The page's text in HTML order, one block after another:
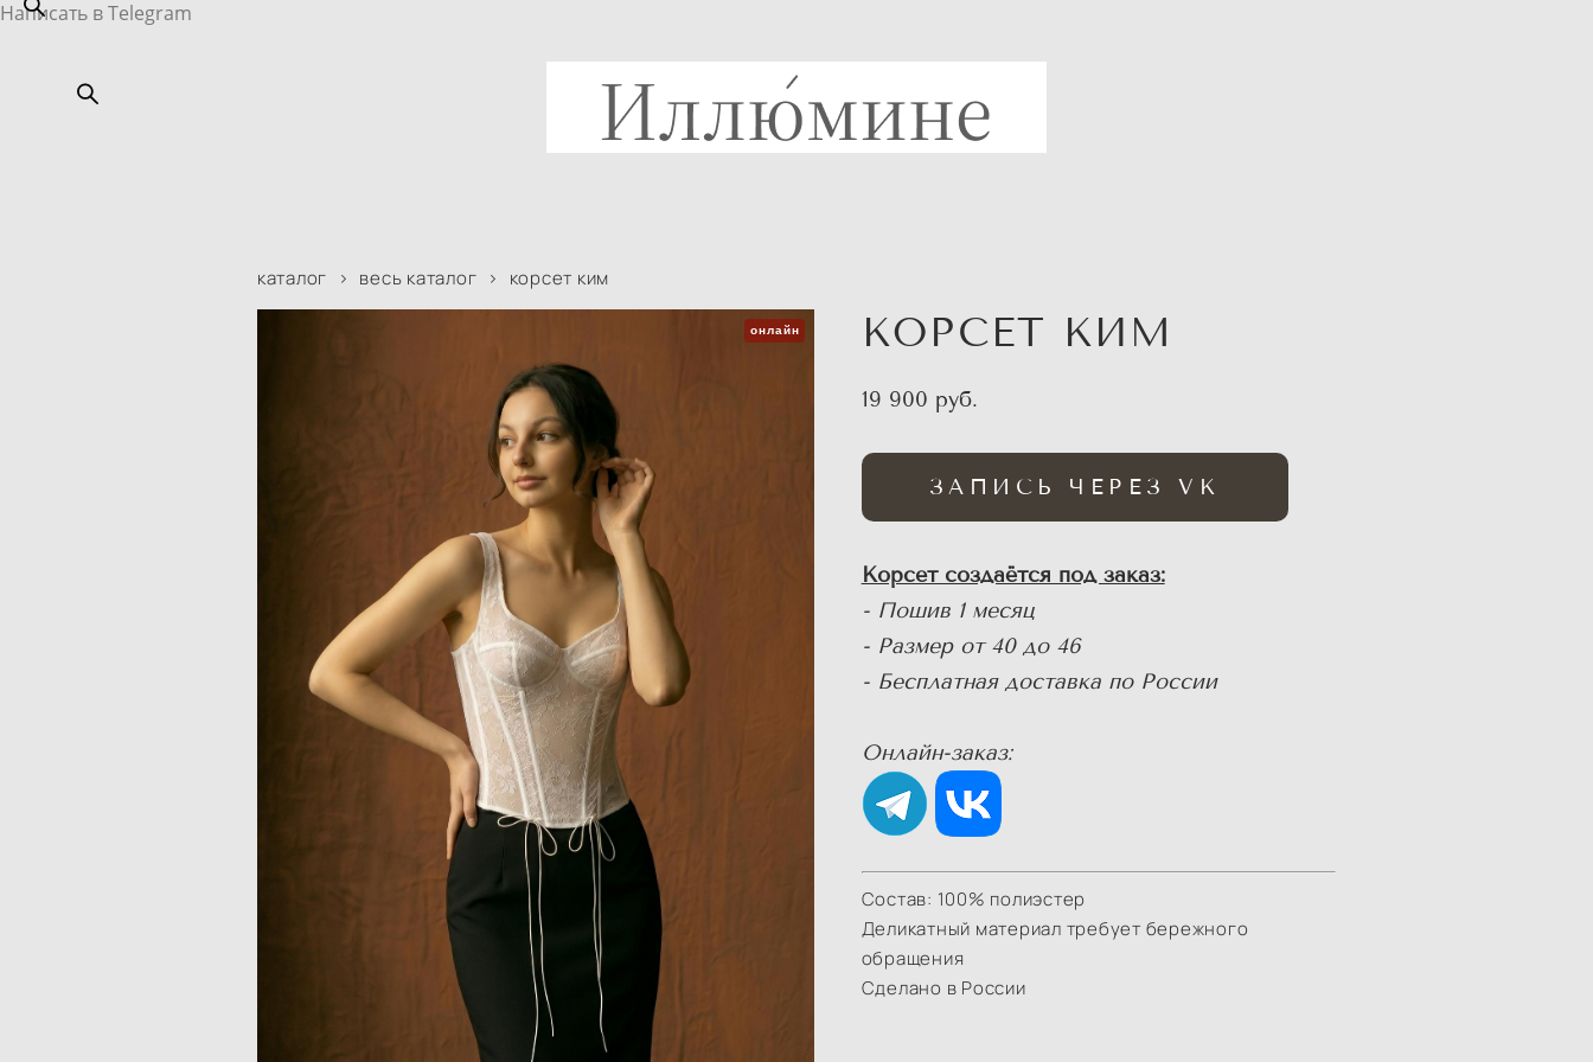
Написать в Telegram
каталог > весь каталог > корсет ким
онлайн КОРСЕТ КИМ
19 900 pуб.
ЗАПИСЬ ЧЕРЕЗ VK
Корсет создаётся под заказ:
- Пошив 1 месяц
- Размер от 40 до 46
- Бесплатная доставка по России
Онлайн-заказ:
Состав: 100% полиэстер
Деликатный материал требует бережного
обращения
Сделано в России